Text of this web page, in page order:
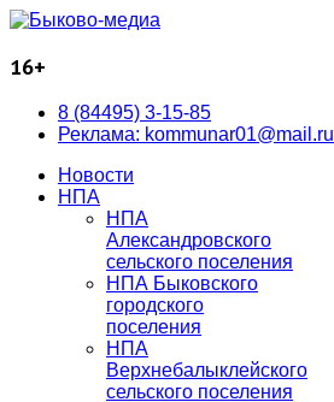
16+
8 (84495) 3-15-85
Реклама: kommunar01@mail.ru
Новости
НПА
НПА
Александровского
сельского поселения
НПА Быковского
городского
поселения
НПА
Верхнебалыклейского
сельского поселения